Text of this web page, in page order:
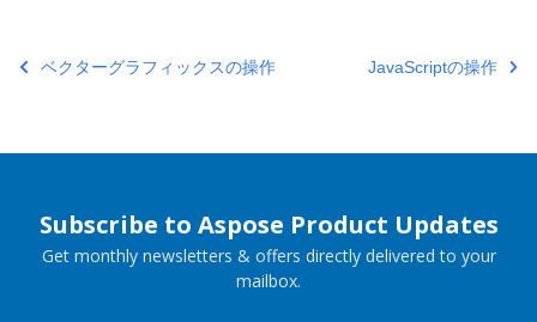
ベクターグラフィックスの操作 JavaScriptの操作
Subscribe to Aspose Product Updates
Get monthly newsletters & offers directly delivered to your
mailbox.